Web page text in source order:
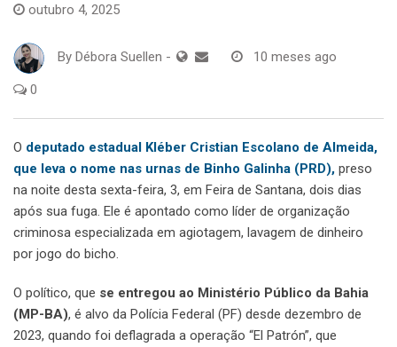
outubro 4, 2025
By Débora Suellen - 10 meses ago
0
O deputado estadual Kléber Cristian Escolano de Almeida,
que leva o nome nas urnas de Binho Galinha (PRD), preso
na noite desta sexta-feira, 3, em Feira de Santana, dois dias
após sua fuga. Ele é apontado como líder de organização
criminosa especializada em agiotagem, lavagem de dinheiro
por jogo do bicho.
O político, que se entregou ao Ministério Público da Bahia
(MP-BA), é alvo da Polícia Federal (PF) desde dezembro de
2023, quando foi deflagrada a operação “El Patrón”, que